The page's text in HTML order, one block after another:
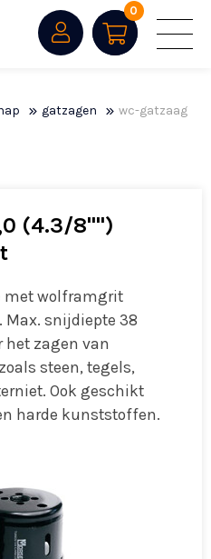
0
gatzagen
wc-gatzaag
(4.3/8"")
met wolframgrit
Max. snijdiepte 38
het zagen van
steen, tegels,
Ook geschikt
harde kunststoffen.